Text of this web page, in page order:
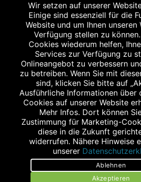
Abgabe in haushaltsüblichen Mengen, solange der
und Satzfehler keine Haftung.
Zu Risiken und Nebenwirkungen lesen Sie die
Sie Ihren Arzt oder Apotheker.
Angabe nach der deutschen Arzneimitteltaxe
(AEP). Der AEP ist keine unverbindliche
AEP ist ein von den Apotheken in Ansatz
Arzneimittel. Er entspricht in der Höhe dem für
Abgabepreis, zu dem eine Apotheke in bestimmten
unter 12 Jahren) das Produkt mit der gesetzlichen
abrechnet. Der AEP ist der allgemeine
Kostenübernahme durch die gesetzlichen
Zwangsrabattes (zur Zeit 5%) nach §130 Abs. 1
Unverbindliche Preisempfehlung des Herstellers
powered by
Wir setzen auf unserer
Einige sind essenziell für die
Website und um Ihnen unseren
Verfügung stellen zu
Cookies wiederum helfen,
Services zur Verfügung zu
Onlineangebot zu verbessern
zu betreiben. Wenn Sie mit
sind, klicken Sie bitte auf
Ausführliche Informationen über
Cookies auf unserer Website
Mehr Infos. Dort können
Zustimmung für Marketing-
diese in die Zukunft
widerrufen. Nähere Hinweise
unserer
Ablehnen
Akzeptieren